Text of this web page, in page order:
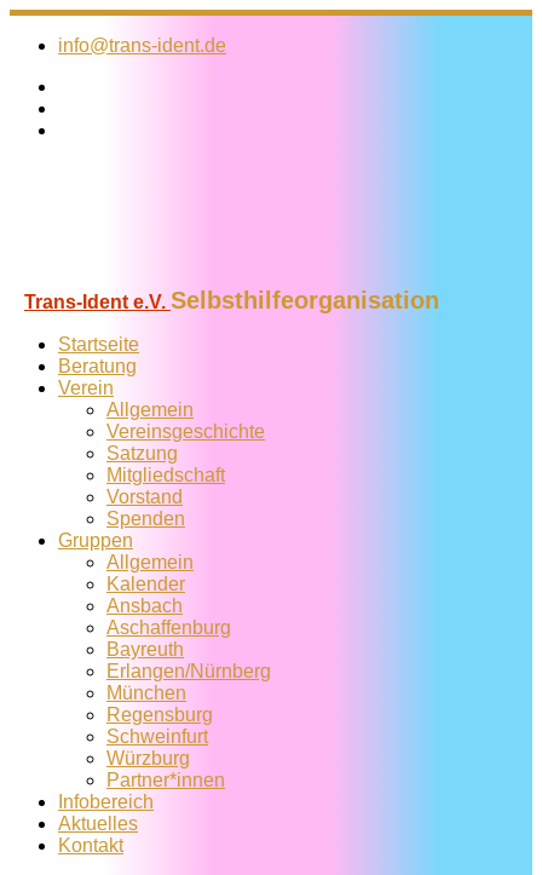
Zum
Inhalt
info@trans-ident.de
Trans-Ident e.V. Selbsthilfeorganisation
Startseite
Beratung
Verein
Allgemein
Vereins­geschichte
Satzung
Mitglied­schaft
Vorstand
Spenden
Gruppen
Allgemein
Kalender
Ansbach
Aschaffenburg
Bayreuth
Erlangen/Nürnberg
München
Regensburg
Schweinfurt
Würzburg
Partner*innen
Infobereich
Aktuelles
Kontakt